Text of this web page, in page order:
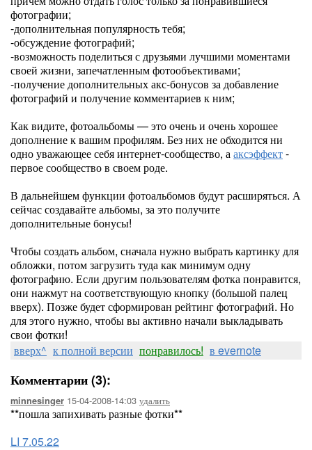
фотографии;
-дополнительная популярность тебя;
-обсуждение фотографий;
-возможность поделиться с друзьями лучшими моментами
своей жизни, запечатленным фотообъективами;
-получение дополнительных акс-бонусов за добавление
фотографий и получение комментариев к ним;
Как видите, фотоальбомы — это очень и очень хорошее
дополнение к вашим профилям. Без них не обходится ни
одно уважающее себя интернет-сообщество, ааксэффект-
первое сообщество в своем роде.
В дальнейшем функции фотоальбомов будут расширяться. А
сейчас создавайте альбомы, за это получите
дополнительные бонусы!
Чтобы создать альбом, сначала нужно выбрать картинку для
обложки, потом загрузить туда как минимум одну
фотографию. Если другим пользователям фотка понравится,
они нажмут на соответствующую кнопку (большой палец
вверх). Позже будет сформирован рейтинг фотографий. Но
для этого нужно, чтобы вы активно начали выкладывать
свои фотки!
вверх^ к полной версии понравилось! в evernote
Комментарии (3):
minnesinger 15-04-2008-14:03 удалить
**пошла запихивать разные фотки**
LI 7.05.22